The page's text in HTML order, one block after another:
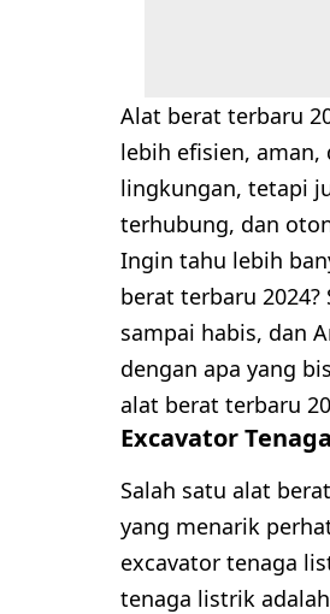
Alat berat terbaru
lebih efisien, aman,
lingkungan, tetapi
terhubung, dan
Ingin tahu lebih
berat terbaru
sampai habis, dan
dengan apa yang
alat berat terbaru
Excavator
Salah satu alat
yang menarik
excavator tenaga
tenaga listrik